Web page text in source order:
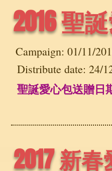
2016 聖
Campaign: 01/11/
Distribute date: 24/
聖誕愛心包送贈日
2017 新